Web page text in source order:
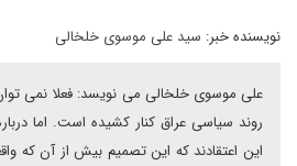
نویسنده خبر: سید علی موسوی خلخالی
علی موسوی خلخالی می نویسد: فعلا نمی
روند سیاسی عراق کنار کشیده است. اما
این اعتقادند که این تصمیم بیش از آن که